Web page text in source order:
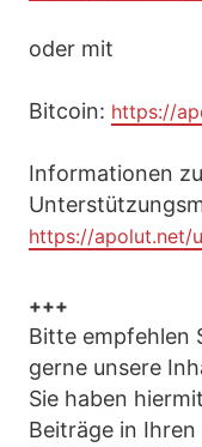
oder mit
Bitcoin: https://
Informationen
https://apolut.net/
+++
Bitte empfehlen
gerne unsere
Sie haben
Beiträge in